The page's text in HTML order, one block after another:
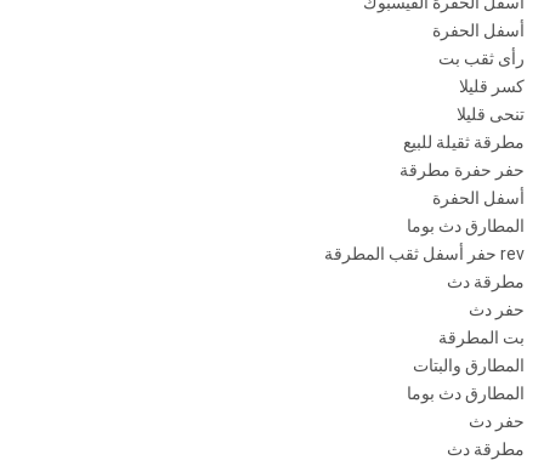
أسفل الحفرة
رأى ثقب بت
كسر قليلا
تنحى قليلا
مطرقة ثقيلة للبيع
حفر حفرة مطرقة
أسفل الحفرة
المطارق دث بوما
rev حفر أسفل ثقب المطرقة
مطرقة دث
حفر دث
بت المطرقة
المطارق والبتات
المطارق دث بوما
حفر دث
مطرقة دث